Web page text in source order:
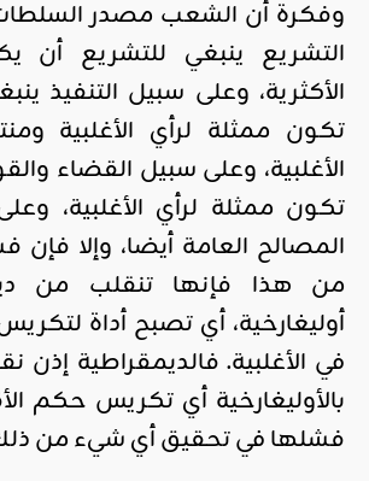
وفكرة أن الشعب مصدر
التشريع ينبغي للتشريع أن
الأكثرية، وعلى سبيل التنفيذ
تكون ممثلة لرأي الأغلبية
الأغلبية، وعلى سبيل القضاء
تكون ممثلة لرأي الأغلبية،
المصالح العامة أيضا، وإلا
من هذا فإنها تنقلب من
أوليغارخية، أي تصبح أداة
في الأغلبية. فالديمقراطية
بالأوليغارخية أي تكريس حكم
فشلها في تحقيق أي شيء من